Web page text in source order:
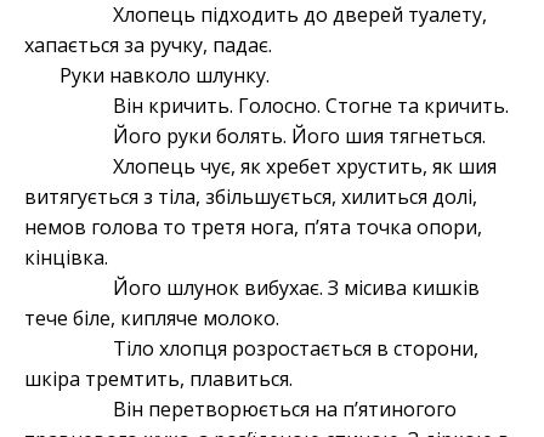
Хлопець підходить до дверей туалету,
хапається за ручку, падає.
Руки навколо шлунку.
Він кричить. Голосно. Стогне та кричить.
Його руки болять. Його шия тягнеться.
Хлопець чує, як хребет хрустить, як шия
витягується з тіла, збільшується, хилиться долі,
немов голова то третя нога, пʼята точка опори,
кінцівка.
Його шлунок вибухає. З місива кишків
тече біле, кипляче молоко.
Тіло хлопця розростається в сторони,
шкіра тремтить, плавиться.
Він перетворюється на пʼятиногого